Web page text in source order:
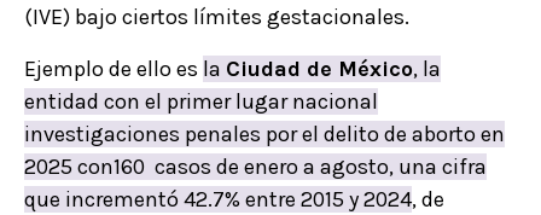
(IVE) bajo ciertos límites gestacionales.
Ejemplo de ello es la Ciudad de México, la
entidad con el primer lugar nacional
investigaciones penales por el delito de aborto en
2025 con160 casos de enero a agosto, una cifra
que incrementó 42.7% entre 2015 y 2024, de